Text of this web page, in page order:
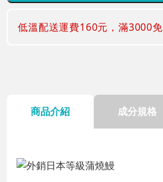
低溫配送運費160元，滿3000
商品介紹 成分規格